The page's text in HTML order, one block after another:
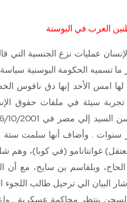
العرب في البوسنة
عمليات نزع الجنسية التي
ما تسميه الحكومة البوسنية
امس الأحد إنها دق ناقوس
أحداث 11 أيلول (سبتمبر) تجربة سيئة في
سنوات . وأضاف أنها سلمت
غوانتانامو (في كوبا)، وهم
وبلقاسم بن سايح، مع أن
البيان الي ترحيل طالب اللجوء